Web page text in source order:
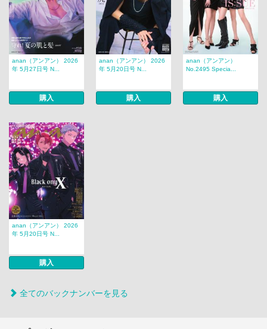
anan（アンアン） 2026
年 5月27日号 N...
購入
anan（アンアン） 2026
年 5月20日号 N...
購入
anan（アンアン）
No.2495 Specia...
購入
anan（アンアン） 2026
年 5月20日号 N...
購入
全てのバックナンバーを見る